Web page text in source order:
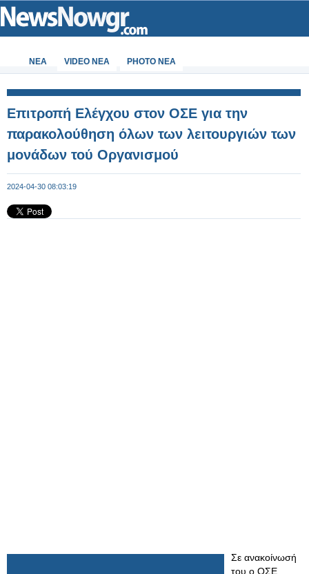
ΝΕΑ VIDEO NEA PHOTO NEA
Επιτροπή Ελέγχου στον ΟΣΕ για την
παρακολούθηση όλων των λειτουργιών των
μονάδων τού Οργανισμού
2024-04-30 08:03:19
Σε ανακοίνωσή
του ο ΟΣΕ